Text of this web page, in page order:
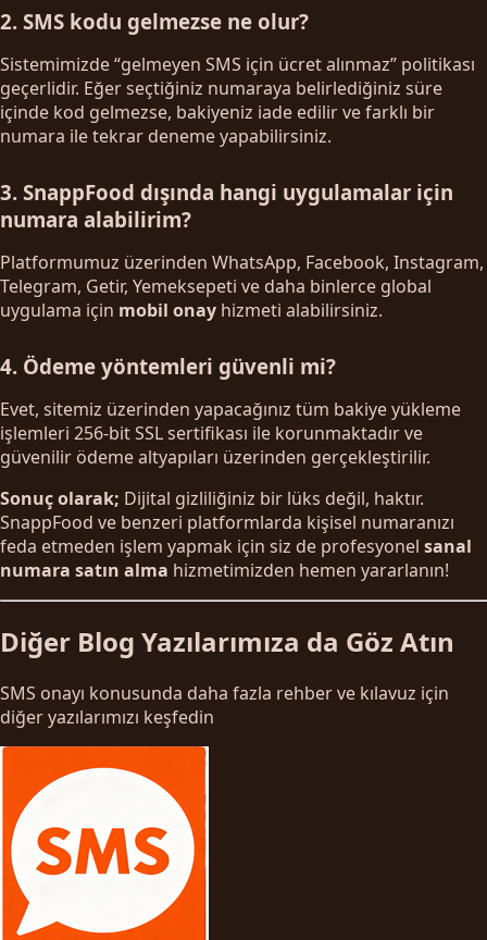
2. SMS kodu gelmezse ne olur?
Sistemimizde “gelmeyen SMS için ücret alınmaz” politikası
geçerlidir. Eğer seçtiğiniz numaraya belirlediğiniz süre
içinde kod gelmezse, bakiyeniz iade edilir ve farklı bir
numara ile tekrar deneme yapabilirsiniz.
3. SnappFood dışında hangi uygulamalar için
numara alabilirim?
Platformumuz üzerinden WhatsApp, Facebook, Instagram,
Telegram, Getir, Yemeksepeti ve daha binlerce global
uygulama için mobil onay hizmeti alabilirsiniz.
4. Ödeme yöntemleri güvenli mi?
Evet, sitemiz üzerinden yapacağınız tüm bakiye yükleme
işlemleri 256-bit SSL sertifikası ile korunmaktadır ve
güvenilir ödeme altyapıları üzerinden gerçekleştirilir.
Sonuç olarak; Dijital gizliliğiniz bir lüks değil, haktır.
SnappFood ve benzeri platformlarda kişisel numaranızı
feda etmeden işlem yapmak için siz de profesyonel sanal
numara satın alma hizmetimizden hemen yararlanın!
Diğer Blog Yazılarımıza da Göz Atın
SMS onayı konusunda daha fazla rehber ve kılavuz için
diğer yazılarımızı keşfedin